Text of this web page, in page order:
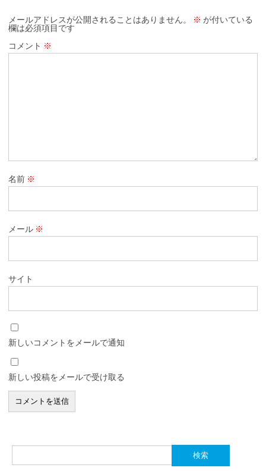
メールアドレスが公開されることはありません。 ※ が付いている
欄は必須項目です
コメント ※
名前 ※
メール ※
サイト
新しいコメントをメールで通知
新しい投稿をメールで受け取る
索: